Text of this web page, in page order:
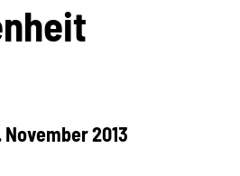
November 2013